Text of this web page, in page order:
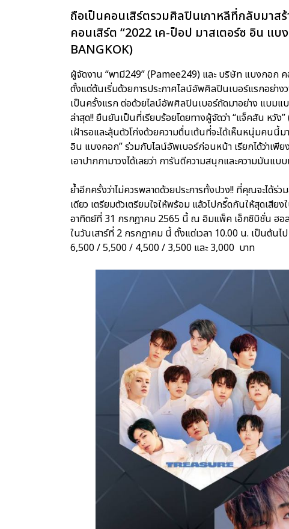
ถือเป็นคอนเสิร์ตรวมศิลปินเกาหลีที่กลับมา
คอนเสิร์ต “2022 เค-ป็อป มาสเตอร์ซ อิน แบ
BANGKOK)
ผู้จัดงาน “พามี249” (Pamee249) และ บริษัท แบงกอก
ตั้งแต่ต้นเริ่มด้วยการประกาศไลน์อัพศิลปินเบอร์แรกอย่าง
เป็นครั้งแรก ต่อด้วยไลน์อัพศิลปินเบอร์ถัดมาอย่าง แบมแ
ล่าสุด!! ยืนยันเป็นที่เรียบร้อยโดยทางผู้จัดว่า “แจ็คสัน หวั
เฝ้ารอและลุ้นตัวโก่งด้วยความตื่นเต้นที่จะได้เห็นหนุ่มคนนี้
อิน แบงคอก” ร่วมกับไลน์อัพเบอร์ก่อนหน้า เรียกได้ว่าเพี
เอาปากกามาวงได้เลยว่า การันตีความสนุกและความมันแ
ย้ำอีกครั้งว่าไม่ควรพลาดด้วยประการทั้งปวง!! ที่คุณจะไ
เดียว เตรียมตัวเตรียมใจให้พร้อม แล้วไปกรี๊ดกันให้สุดเสี
อาทิตย์ที่ 31 กรกฎาคม 2565 นี้ ณ อิมแพ็ค เอ็กซิบิชั่น ฮอ
ในวันเสาร์ที่ 2 กรกฏาคม นี้ ตั้งแต่เวลา 10.00 น. เป็นต้
6,500 / 5,500 / 4,500 / 3,500 และ 3,000 บาท